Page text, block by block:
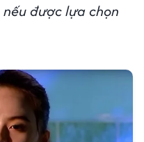
nếu được lựa chọn